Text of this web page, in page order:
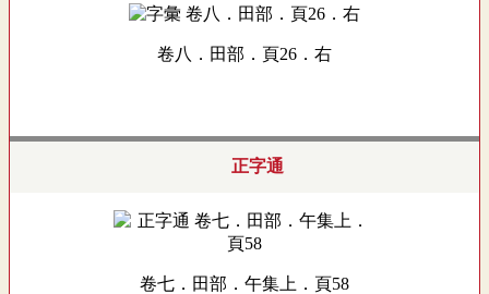
卷八．田部．頁26．右
正字通
卷七．田部．午集上．頁58